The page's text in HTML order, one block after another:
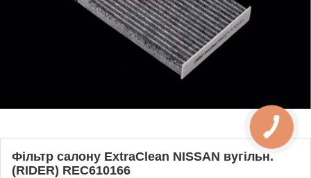
Фільтр салону ExtraClean NISSAN вугільн.
(RIDER) REC610166